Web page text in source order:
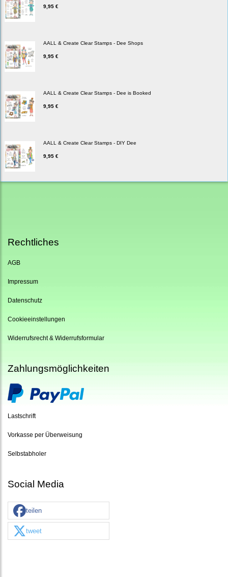
9,95 €
AALL & Create Clear Stamps - Dee Shops
9,95 €
AALL & Create Clear Stamps - Dee is Booked
9,95 €
AALL & Create Clear Stamps - DIY Dee
9,95 €
Rechtliches
AGB
Impressum
Datenschutz
Cookieeinstellungen
Widerrufsrecht & Widerrufsformular
Zahlungsmöglichkeiten
Lastschrift
Vorkasse per Überweisung
Selbstabholer
Social Media
teilen
tweet